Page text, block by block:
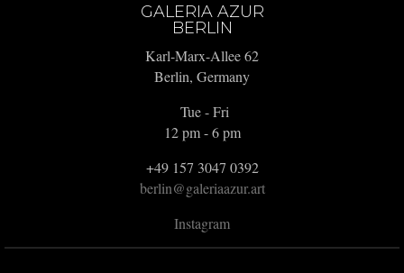
GALERIA AZUR
BERLIN
Karl-Marx-Allee 62
Berlin, Germany
Tue - Fri
12 pm - 6 pm
+49 157 3047 0392
berlin@galeriaazur.art
Instagram